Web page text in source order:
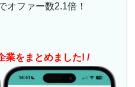
オファー数2.1倍！
業をまとめました! /